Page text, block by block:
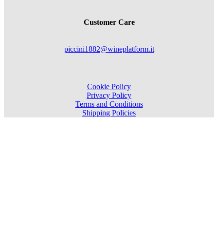
Customer Care
piccini1882@wineplatform.it
Cookie Policy
Privacy Policy
Terms and Conditions
Shipping Policies